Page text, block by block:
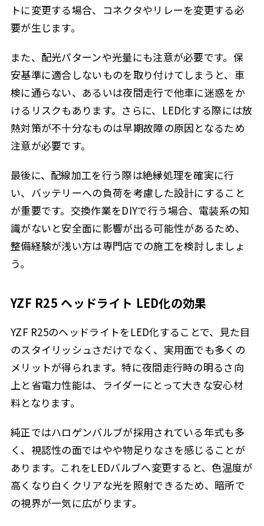
トに変更する場合、コネクタやリレーを変更する必
要が生じます。
また、配光パターンや光量にも注意が必要です。保
安基準に適合しないものを取り付けてしまうと、車
検に通らない、あるいは夜間走行で他車に迷惑をか
けるリスクもあります。さらに、LED化する際には放
熱対策が不十分なものは早期故障の原因となるため
注意が必要です。
最後に、配線加工を行う際は絶縁処理を確実に行
い、バッテリーへの負荷を考慮した設計にすること
が重要です。交換作業をDIYで行う場合、電装系の知
識がないと安全面に影響が出る可能性があるため、
整備経験が浅い方は専門店での施工を検討しましょ
う。
YZF R25 ヘッドライト LED化の効果
YZF R25のヘッドライトをLED化することで、見た目
のスタイリッシュさだけでなく、実用面でも多くの
メリットが得られます。特に夜間走行時の明るさ向
上と省電力性能は、ライダーにとって大きな安心材
料となります。
純正ではハロゲンバルブが採用されている年式も多
く、視認性の面ではやや物足りなさを感じることが
あります。これをLEDバルブへ変更すると、色温度が
高くなり白くクリアな光を照射できるため、暗所で
の視界が一気に広がります。